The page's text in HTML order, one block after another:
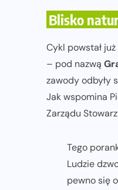
Blisko
Cykl powstał
– pod nazwą
zawody odbyły
Jak wspomina
Zarządu
Tego
Ludzie
pewno się